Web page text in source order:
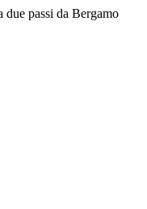
due passi da Bergamo